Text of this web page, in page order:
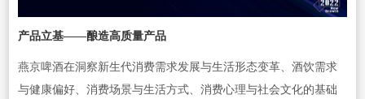
产品立基——酿造高质量产品
燕京啤酒在洞察新生代消费需求发展与生活形态变革、酒饮需求
与健康偏好、消费场景与生活方式、消费心理与社会文化的基础